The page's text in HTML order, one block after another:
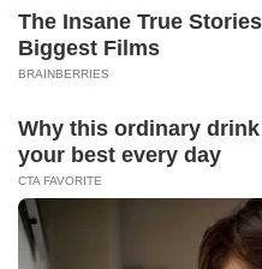
BANTAENG
WAJO
BONE
BULUKUMBA
JENEPONTO
LUWU
LUWU TIMUR